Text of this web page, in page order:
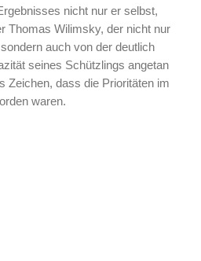
nicht nur er selbst,
Thomas Wilimsky, der nicht nur
auch von der deutlich
seines Schützlings angetan
Zeichen, dass die Prioritäten im
waren.